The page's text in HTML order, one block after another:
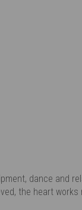
dance and
the heart works